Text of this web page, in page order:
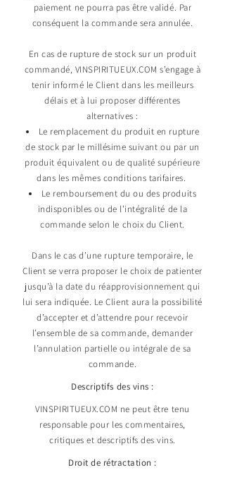
paiement ne pourra pas être validé. Par
conséquent la commande sera annulée.
En cas de rupture de stock sur un produit
commandé, VINSPIRITUEUX.COM s’engage à
tenir informé le Client dans les meilleurs
délais et à lui proposer différentes
alternatives :
Le remplacement du produit en rupture
de stock par le millésime suivant ou par un
produit équivalent ou de qualité supérieure
dans les mêmes conditions tarifaires.
Le remboursement du ou des produits
indisponibles ou de l’intégralité de la
commande selon le choix du Client.
Dans le cas d’une rupture temporaire, le
Client se verra proposer le choix de patienter
jusqu’à la date du réapprovisionnement qui
lui sera indiquée. Le Client aura la possibilité
d’accepter et d’attendre pour recevoir
l’ensemble de sa commande, demander
l’annulation partielle ou intégrale de sa
commande.
Descriptifs des vins :
VINSPIRITUEUX.COM ne peut être tenu
responsable pour les commentaires,
critiques et descriptifs des vins.
Droit de rétractation :